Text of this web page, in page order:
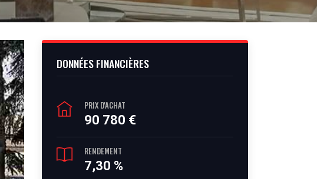
DONNÉES FINANCIÈRES
PRIX D'ACHAT
90 780 €
RENDEMENT
7,30 %